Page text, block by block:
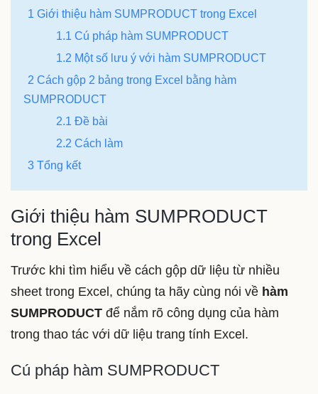
1 Giới thiệu hàm SUMPRODUCT trong Excel
1.1 Cú pháp hàm SUMPRODUCT
1.2 Một số lưu ý với hàm SUMPRODUCT
2 Cách gộp 2 bảng trong Excel bằng hàm
SUMPRODUCT
2.1 Đề bài
2.2 Cách làm
3 Tổng kết
Giới thiệu hàm SUMPRODUCT
trong Excel
Trước khi tìm hiểu về cách gộp dữ liệu từ nhiều
sheet trong Excel, chúng ta hãy cùng nói về hàm
SUMPRODUCT để nắm rõ công dụng của hàm
trong thao tác với dữ liệu trang tính Excel.
Cú pháp hàm SUMPRODUCT